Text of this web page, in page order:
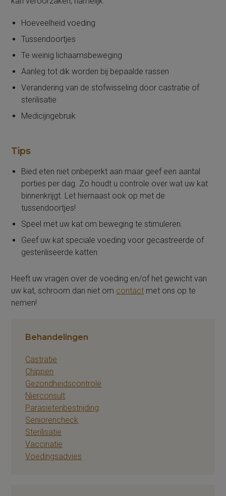
Hoeveelheid voeding
Tussendoortjes
Te weinig lichaamsbeweging
Aanleg tot dik worden bij bepaalde rassen
Verandering van de stofwisseling door castratie of
sterilisatie
Medicijngebruik
Tips
Bied eten niet onbeperkt aan maar geef een aantal
porties per dag. Zo houdt u controle over wat uw kat
binnenkrijgt. Let hiernaast ook op met de
tussendoortjes!
Speel met uw kat om beweging te stimuleren.
Geef uw kat speciale voeding voor gecastreerde of
gesteriliseerde katten.
Heeft uw vragen over de voeding en/of het gewicht van
uw kat, schroom dan niet om contact met ons op te
nemen!
Behandelingen
Castratie
Chippen
Gezondheidscontrole
Nierconsult
Parasietenbestrijding
Seniorencheck
Sterilisatie
Vaccinatie
Voedingsadvies